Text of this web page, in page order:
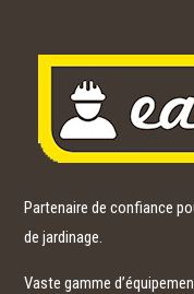
Partenaire de confiance
de jardinage.
Vaste gamme